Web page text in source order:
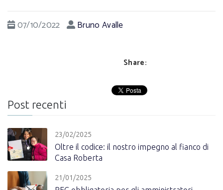
07/10/2022 Bruno Avalle
Share:
Post recenti
23/02/2025
Oltre il codice: il nostro impegno al fianco di
Casa Roberta
21/01/2025